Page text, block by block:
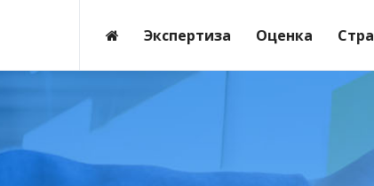
Экспертиза Оценка